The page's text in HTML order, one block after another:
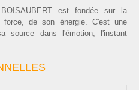
est fondée sur la
de son énergie. C'est une
source dans l'émotion, l'instant